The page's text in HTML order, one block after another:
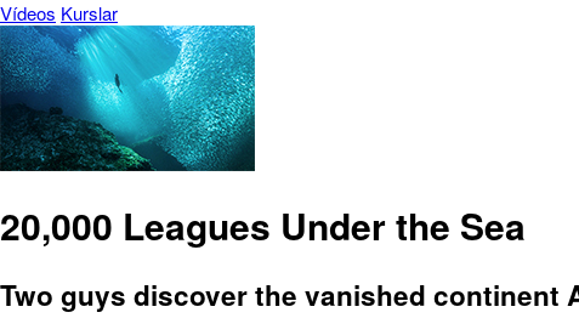
Vídeos Kurslar
20,000 Leagues Under the Sea
Two guys discover the vanished continent